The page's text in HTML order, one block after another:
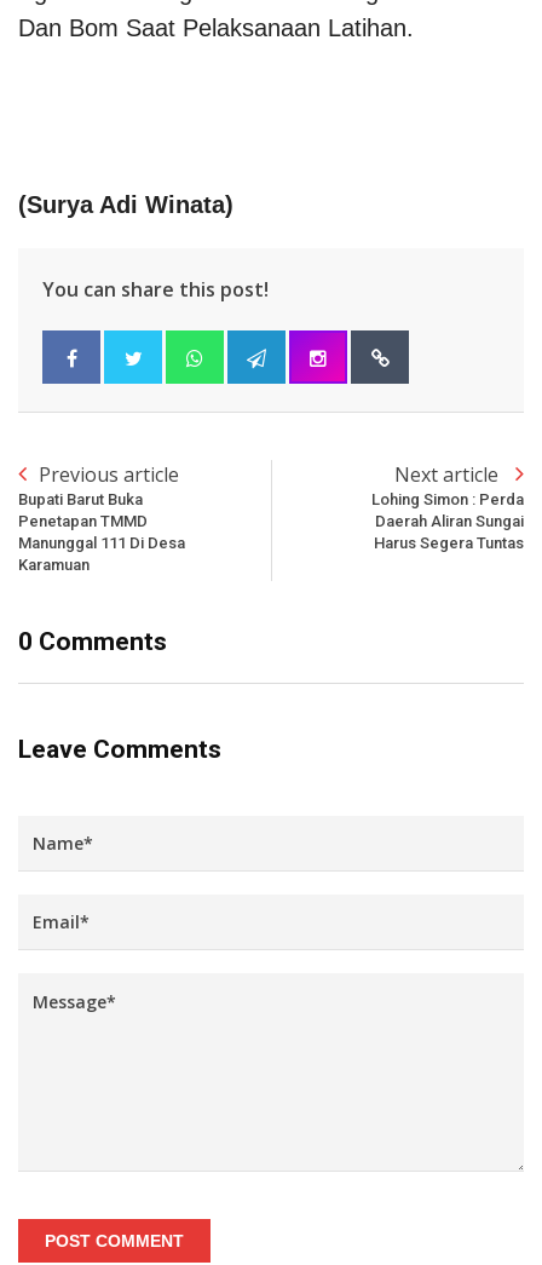
Dan Bom Saat Pelaksanaan Latihan.
(Surya Adi Winata)
You can share this post!
Previous article
Bupati Barut Buka
Penetapan TMMD
Manunggal 111 Di Desa
Karamuan
Next article
Lohing Simon : Perda
Daerah Aliran Sungai
Harus Segera Tuntas
0 Comments
Leave Comments
POST COMMENT